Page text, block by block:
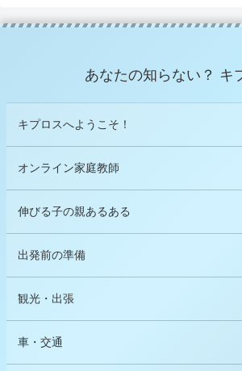
あなたの知らない？ キ
キプロスへようこそ！
オンライン家庭教師
伸びる子の親あるある
出発前の準備
観光・出張
車・交通